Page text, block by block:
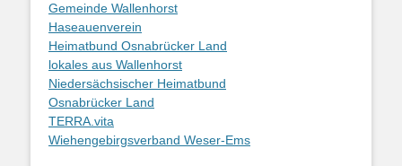
Gemeinde Wallenhorst
Haseauenverein
Heimatbund Osnabrücker Land
lokales aus Wallenhorst
Niedersächsischer Heimatbund
Osnabrücker Land
TERRA.vita
Wiehengebirgsverband Weser-Ems